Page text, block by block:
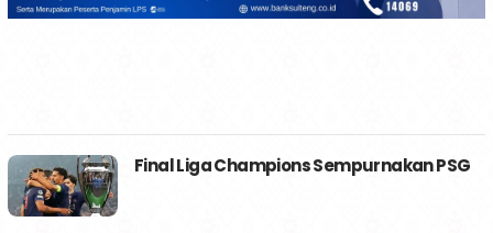
Final Liga Champions Sempurnakan PSG